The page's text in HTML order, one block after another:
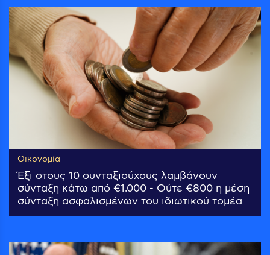
Οικονομία
Έξι στους 10 συνταξιούχους λαμβάνουν
σύνταξη κάτω από €1.000 - Ούτε €800 η μέση
σύνταξη ασφαλισμένων του ιδιωτικού τομέα